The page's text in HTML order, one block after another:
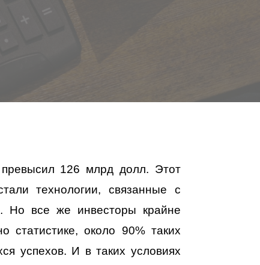
126 млрд долл. Этот
технологии, связанные с
Но все же инвесторы крайне
статистике, около 90% таких
успехов. И в таких условиях